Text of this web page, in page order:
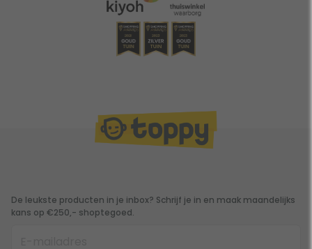
De leukste producten in je inbox? Schrijf je in en maak maandelijks
kans op €250,- shoptegoed.